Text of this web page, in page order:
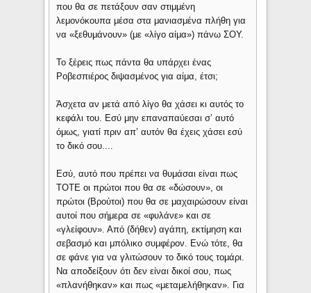
που θα σε πετάξουν σαν στιμμένη
λεμονόκουπα μέσα στα μανιασμένα πλήθη για
να «ξεθυμάνουν» (με «λίγο αίμα») πάνω ΣΟΥ.
Το ξέρεις πως πάντα θα υπάρχει ένας
Ροβεσπιέρος διψασμένος για αίμα, έτσι;
Άσχετα αν μετά από λίγο θα χάσει κι αυτός το
κεφάλι του. Εσύ μην επαναπαύεσαι σ’ αυτό
όμως, γιατί πριν απ’ αυτόν θα έχεις χάσει εσύ
το δικό σου....
Εσύ, αυτό που πρέπει να θυμάσαι είναι πως
ΤΟΤΕ οι πρώτοι που θα σε «δώσουν», οι
πρώτοι (Βρούτοι) που θα σε μαχαιρώσουν είναι
αυτοί που σήμερα σε «φυλάνε» και σε
«γλείφουν». Από (δήθεν) αγάπη, εκτίμηση και
σεβασμό και μπόλικο συμφέρον. Ενώ τότε, θα
σε φάνε για να γλιτώσουν το δικό τους τομάρι.
Να αποδείξουν ότι δεν είναι δικοί σου, πως
«πλανήθηκαν» και πως «μεταμελήθηκαν». Για